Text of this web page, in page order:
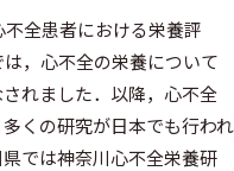
全患者における栄養評
，心不全の栄養について
れました．以降，心不全
くの研究が日本でも行われ
では神奈川心不全栄養研